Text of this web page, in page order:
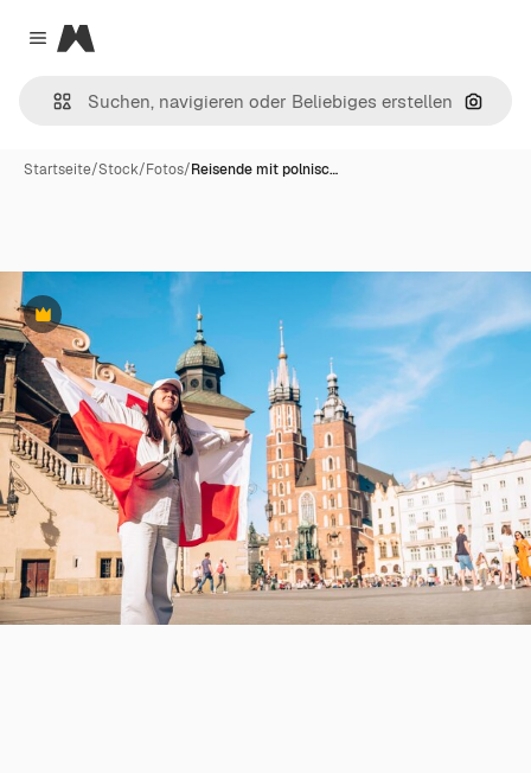
Close menu
Magnific
Nach
Startseite/Stock/Fotos/Reisende mit polnisc…
Premium